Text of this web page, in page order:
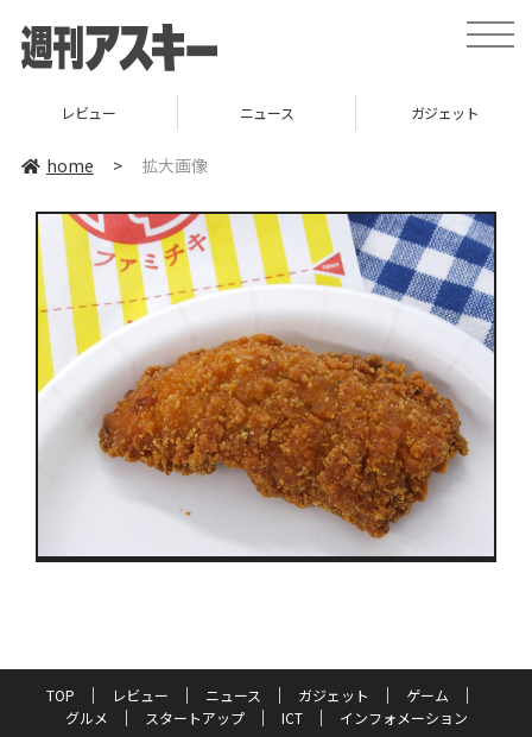
toggle
レビュー ニュース ガジェット
home > 拡大画像
TOP レビュー ニュース ガジェット
ゲーム
グルメ
スタートアップ ICT
インフォメーション